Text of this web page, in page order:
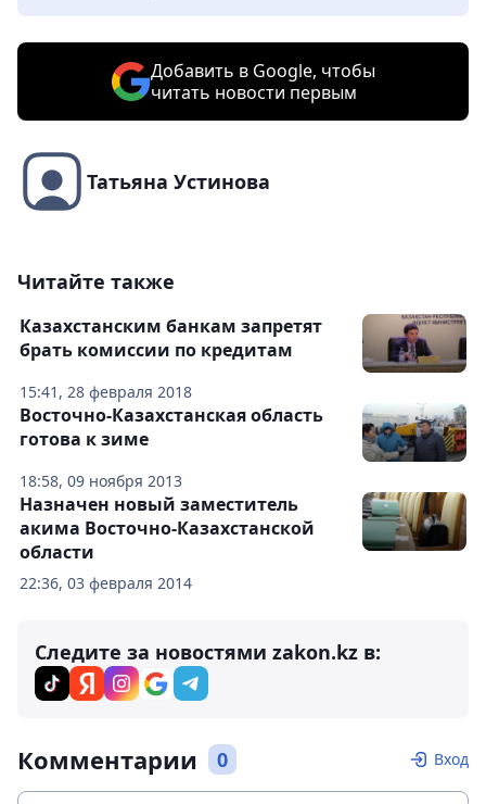
Добавить в Google, чтобы
читать новости первым
Татьяна Устинова
Читайте также
15:41, 28 февраля 2018
Казахстанским банкам запретят
брать комиссии по кредитам
18:58, 09 ноября 2013
Восточно-Казахстанская область
готова к зиме
22:36, 03 февраля 2014
Назначен новый заместитель
акима Восточно-Казахстанской
области
Следите за новостями zakon.kz в:
Комментарии 0 Вход